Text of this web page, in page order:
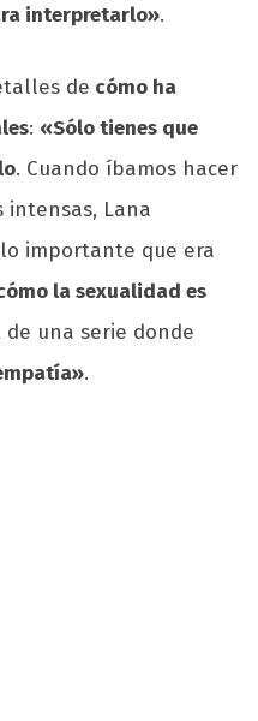
interpretarlo».
de cómo ha
: «Sólo tienes que
. Cuando íbamos hacer
intensas, Lana
importante que era
la sexualidad es
una serie donde
.